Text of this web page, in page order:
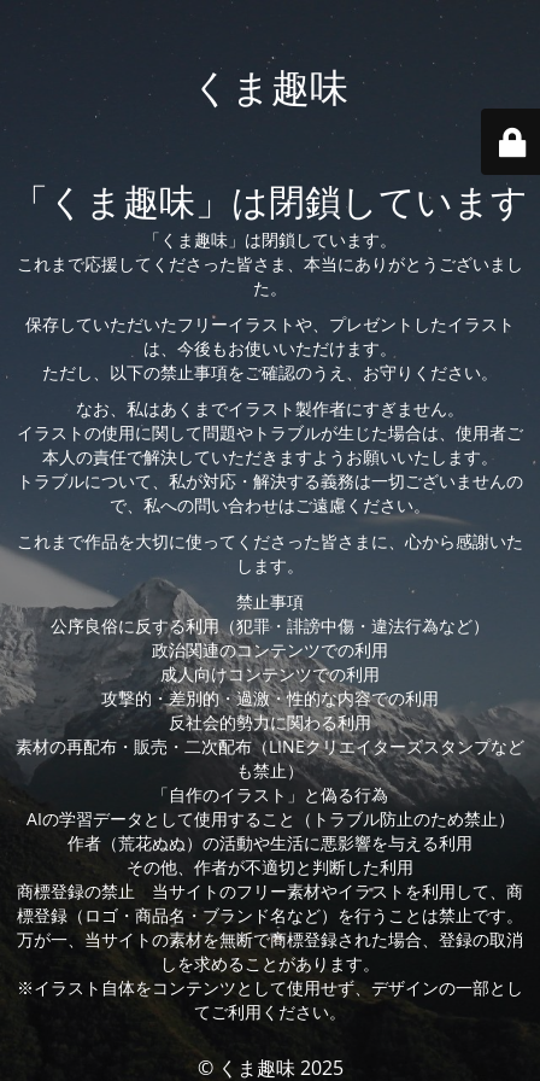
くま趣味
「くま趣味」は閉鎖しています
「くま趣味」は閉鎖しています。
これまで応援してくださった皆さま、本当にありがとうございまし
た。
保存していただいたフリーイラストや、プレゼントしたイラスト
は、今後もお使いいただけます。
ただし、以下の禁止事項をご確認のうえ、お守りください。
なお、私はあくまでイラスト製作者にすぎません。
イラストの使用に関して問題やトラブルが生じた場合は、使用者ご
本人の責任で解決していただきますようお願いいたします。
トラブルについて、私が対応・解決する義務は一切ございませんの
で、私への問い合わせはご遠慮ください。
これまで作品を大切に使ってくださった皆さまに、心から感謝いた
します。
禁止事項
公序良俗に反する利用（犯罪・誹謗中傷・違法行為など）
政治関連のコンテンツでの利用
成人向けコンテンツでの利用
攻撃的・差別的・過激・性的な内容での利用
反社会的勢力に関わる利用
素材の再配布・販売・二次配布（LINEクリエイターズスタンプなど
も禁止）
「自作のイラスト」と偽る行為
AIの学習データとして使用すること（トラブル防止のため禁止）
作者（荒花ぬぬ）の活動や生活に悪影響を与える利用
その他、作者が不適切と判断した利用
商標登録の禁止 当サイトのフリー素材やイラストを利用して、商
標登録（ロゴ・商品名・ブランド名など）を行うことは禁止です。
万が一、当サイトの素材を無断で商標登録された場合、登録の取消
しを求めることがあります。
※イラスト自体をコンテンツとして使用せず、デザインの一部とし
てご利用ください。
© くま趣味 2025